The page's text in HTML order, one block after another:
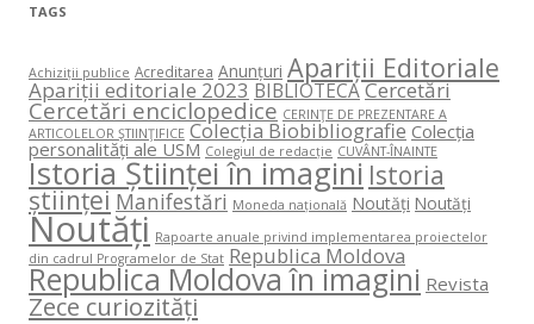
TAGS
Achiziții publice Acreditarea Anunțuri Apariții Editoriale
Apariții editoriale 2023 BIBLIOTECACercetări
Cercetări enciclopedice CERINŢE DE PREZENTARE A
ARTICOLELOR ŞTIINŢIFICE Colecția Biobibliografie Colecția
personalități ale USM Colegiul de redacție CUVÂNT-ÎNAINTE
Istoria Științei în imagini Istoria
științei Manifestări Moneda națională Noutăți Noutăți
Noutăți Rapoarte anuale privind implementarea proiectelor
din cadrul Programelor de Stat Republica Moldova
Republica Moldova în imagini Revista
Zece curiozități